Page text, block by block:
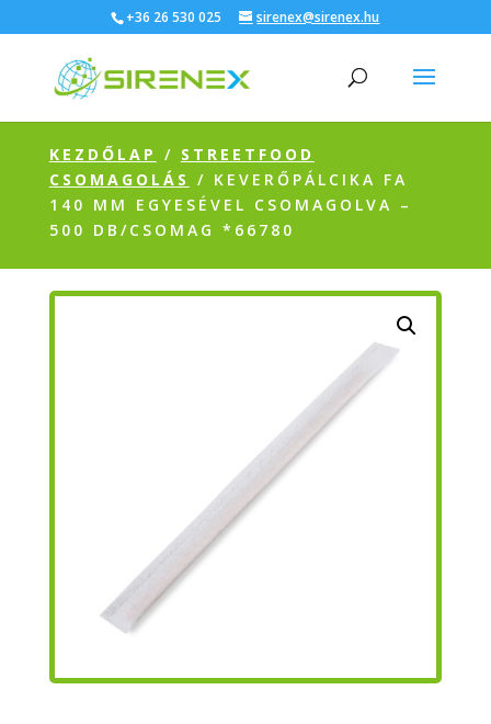
+36 26 530 025 sirenex@sirenex.hu
KEZDŐLAP / STREETFOOD
CSOMAGOLÁS / KEVERŐPÁLCIKA FA
140 MM EGYESÉVEL CSOMAGOLVA –
500 DB/CSOMAG *66780